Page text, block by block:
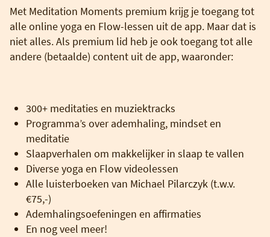
Met Meditation Moments premium krijg je toegang tot
alle online yoga en Flow-lessen uit de app. Maar dat is
niet alles. Als premium lid heb je ook toegang tot alle
andere (betaalde) content uit de app, waaronder:
300+ meditaties en muziektracks
Programma’s over ademhaling, mindset en
meditatie
Slaapverhalen om makkelijker in slaap te vallen
Diverse yoga en Flow videolessen
Alle luisterboeken van Michael Pilarczyk (t.w.v.
€75,-)
Ademhalingsoefeningen en affirmaties
En nog veel meer!